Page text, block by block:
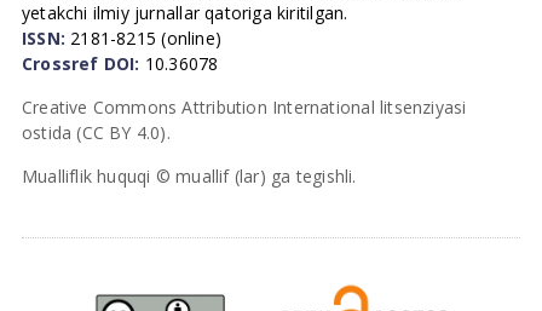
yetakchi ilmiy jurnallar qatoriga kiritilgan.
ISSN: 2181-8215 (online)
Crossref DOI: 10.36078
Creative Commons Attribution International litsenziyasi
ostida (CC BY 4.0).
Mualliflik huquqi © muallif (lar) ga tegishli.